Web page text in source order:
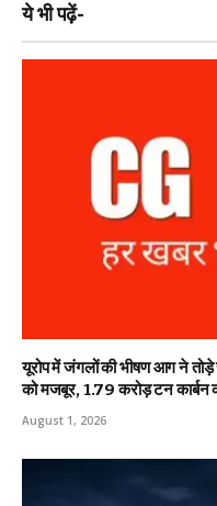
ये भी पढ़ें-
यूरोप में जंगलों की भीषण आग ने
को मजबूर, 1.79 करोड़ टन कार्बन
August 1, 2026